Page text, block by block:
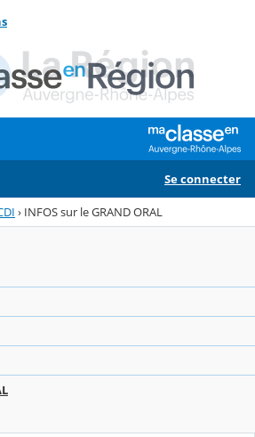
Se connecter
› INFOS sur le GRAND ORAL